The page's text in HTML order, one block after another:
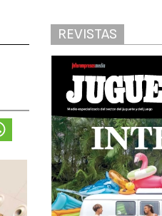
REVISTAS